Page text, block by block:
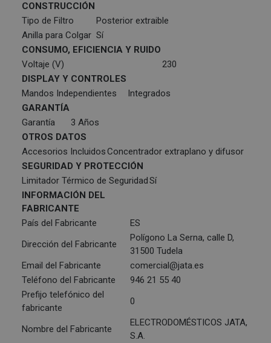
CONSTRUCCIÓN
Tipo de Filtro
Posterior extraible
Anilla para Colgar Sí
CONSUMO, EFICIENCIA Y RUIDO
Voltaje (V)
230
DISPLAY Y CONTROLES
Mandos Independientes
Integrados
GARANTÍA
Garantía
3 Años
OTROS DATOS
Accesorios IncluidosConcentrador extraplano y difusor
SEGURIDAD Y PROTECCIÓN
Limitador Térmico de SeguridadSí
INFORMACIÓN DEL
FABRICANTE
País del Fabricante
ES
Dirección del Fabricante
Polígono La Serna, calle D,
31500 Tudela
Email del Fabricante
comercial@jata.es
Teléfono del Fabricante
946 21 55 40
Prefijo telefónico del
fabricante
0
Nombre del Fabricante
ELECTRODOMÉSTICOS JATA,
S.A.